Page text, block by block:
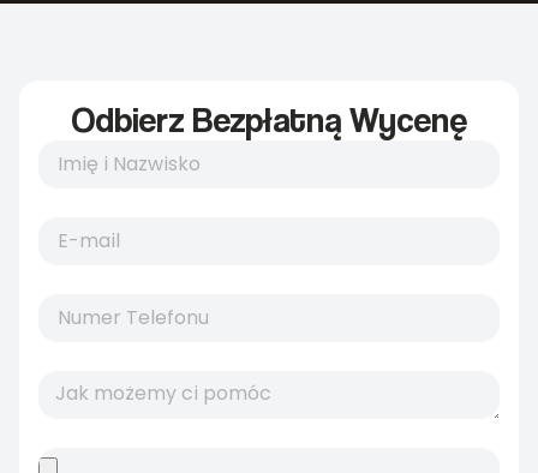
Odbierz Bezpłatną Wycenę